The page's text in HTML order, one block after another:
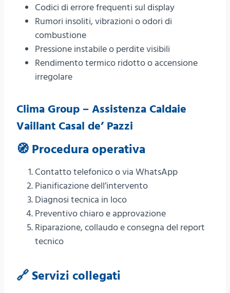
Codici di errore frequenti sul display
Rumori insoliti, vibrazioni o odori di
combustione
Pressione instabile o perdite visibili
Rendimento termico ridotto o accensione
irregolare
Clima Group – Assistenza Caldaie
Vaillant Casal de’ Pazzi
🧭 Procedura operativa
Contatto telefonico o via WhatsApp
Pianificazione dell’intervento
Diagnosi tecnica in loco
Preventivo chiaro e approvazione
Riparazione, collaudo e consegna del report
tecnico
🔗 Servizi collegati